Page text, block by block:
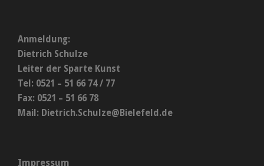
Anmeldung:
Dietrich Schulze
Leiter der Sparte Kunst
Tel: 0521 – 51 66 74 / 77
Fax: 0521 – 51 66 78
Mail: Dietrich.Schulze@Bielefeld.de
Impressum